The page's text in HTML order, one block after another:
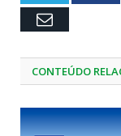
Email
CONTEÚDO